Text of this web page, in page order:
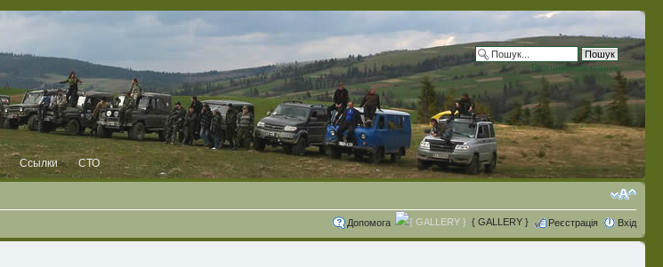
Розширений пошук
Ссылки СТО
Допомога { GALLERY } Реєстрація Вхід